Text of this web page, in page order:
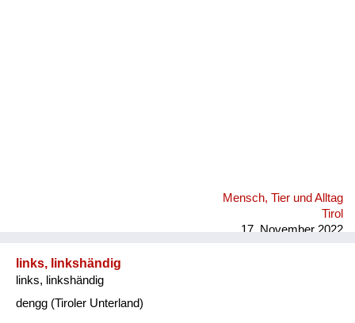
Mensch, Tier und Alltag
Tirol
17. November 2022
links, linkshändig
links, linkshändig
dengg (Tiroler Unterland)